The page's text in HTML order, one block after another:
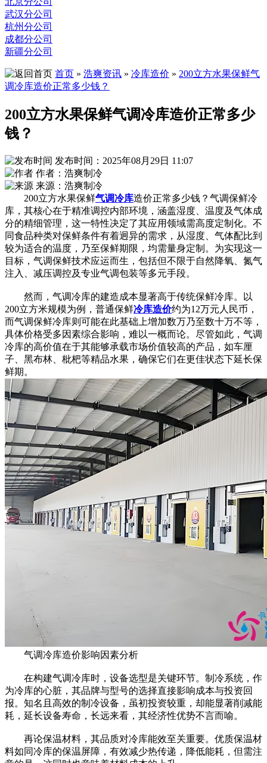
武汉分公司
杭州分公司
成都分公司
新疆分公司
首页 » 浩爽资讯 » 冷库造价 » 200立方水果保鲜气
调冷库造价正常多少钱？
200立方水果保鲜气调冷库造价正常多少
钱？
发布时间：2025年08月29日 11:07
作者：浩爽制冷
来源：浩爽制冷
200立方水果保鲜气调冷库造价正常多少钱？气调保鲜冷
库，其核心在于精准调控内部环境，涵盖湿度、温度及气体成
分的精细管理，这一特性决定了其应用领域需高度定制化。不
同食品种类对保鲜条件有着迥异的需求，从湿度、气体配比到
较为适合的温度，乃至保鲜期限，均需量身定制。为实现这一
目标，气调保鲜技术应运而生，包括但不限于自然降氧、氮气
注入、减压调控及专业气调包装等多元手段。
然而，气调冷库的建造成本显著高于传统保鲜冷库。以
200立方米规模为例，普通保鲜冷库造价约为12万元人民币，
而气调保鲜冷库则可能在此基础上增加数万乃至数十万不等，
具体价格受多因素综合影响，难以一概而论。尽管如此，气调
冷库的高价值在于其能够承载市场价值较高的产品，如车厘
子、黑布林、枇杷等精品水果，确保它们在更佳状态下延长保
鲜期。
气调冷库造价影响因素分析
在构建气调冷库时，设备选型是关键环节。制冷系统，作
为冷库的心脏，其品牌与型号的选择直接影响成本与投资回
报。知名且高效的制冷设备，虽初投资较重，却能显著削减能
耗，延长设备寿命，长远来看，其经济性优势不言而喻。
再论保温材料，其品质对冷库能效至关重要。优质保温材
料如同冷库的保温屏障，有效减少热传递，降低能耗，但需注